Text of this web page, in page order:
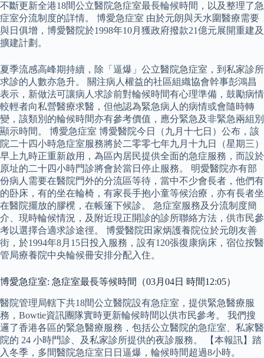
不斷更新全港18間公立醫院急症室最長輪候時間，以及整理了急
症室分流制度的詳情。 博愛急症室 由於元朗與天水圍醫療需要
與日俱增，博愛醫院於1998年10月獲政府撥款21億元展開重建及
擴建計劃。
夏季流感高峰期持續，除「逼爆」公立醫院急症室，到私家診所
求診的人數亦急升。 關注病人權益的社區組織協會幹事彭鴻昌
表示，新做法可讓病人求診前對輪候時間有心理準備，鼓勵病情
較輕者向私營醫療求醫，但他認為緊急病人的病情或會隨時轉
變，該類別的輪候時間亦有參考價值，應分緊急及非緊急兩組別
顯示時間。 博愛急症室 博愛醫院今日（九月十七日）公布，該
院二十四小時急症室服務將於二零零七年九月十九日（星期三）
早上九時正重新啟用，為區內居民提供全面的急症服務，而設於
原址的二十四小時門診將會於當日停止服務。 明愛醫院亦有部
份病人需要在醫院門外的分流區等待，當中不少會長者，他們有
的卧床，有的坐在輪椅，有家長手抱小童等候治療，亦有長者坐
在醫院擺放的膠櫈，在帳篷下候診。 急症室服務及分流制度簡
介、現時輪候情況，及附近現正開診的診所聯絡方法，供市民參
考以選擇合適求診途徑。 博愛醫院田家炳護養院位於元朗友善
街，於1994年8月15日投入服務，設有120張復康病床，宿位按醫
管局療養院中央輪候冊安排分配入住。
博愛急症室: 急症室最長等候時間（03月04日 時間12:05）
醫院管理局轄下共18間公立醫院設有急症室，提供緊急醫療服
務，Bowtie資訊團隊實時更新輪候時間以供市民參考。 我們搜
邏了香港各區的緊急醫療服務，包括公立醫院的急症室、私家醫
院的 24 小時門診、及私家診所提供的夜診服務。 【本報訊】踏
入冬季，多間醫院急症室日日逼爆，輪候時間超過8小時。